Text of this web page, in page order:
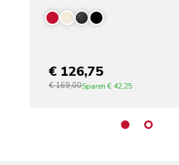
€ 126,75
€ 169,00Sparen € 42,25